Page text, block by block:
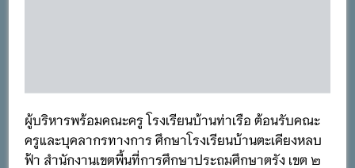
ผู้บริหารพร้อมคณะครู โรงเรียนบ้านท่าเรือ ต้อนรับคณะ
ครูและบุคลากรทางการ ศึกษาโรงเรียนบ้านตะเคียงหลบ
ฟ้า สำนักงานเขตพื้นที่การศึกษาประถมศึกษาตรัง เขต ๒